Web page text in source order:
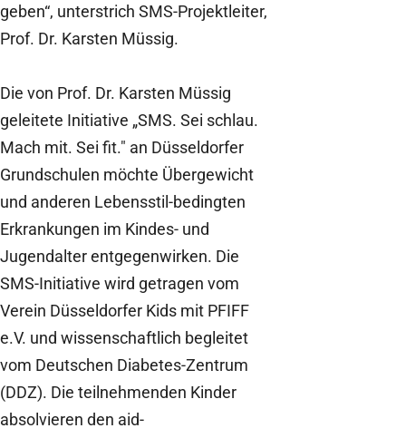
geben“, unterstrich SMS-Projektleiter,
Prof. Dr. Karsten Müssig.
Die von Prof. Dr. Karsten Müssig
geleitete Initiative „SMS. Sei schlau.
Mach mit. Sei fit." an Düsseldorfer
Grundschulen möchte Übergewicht
und anderen Lebensstil-bedingten
Erkrankungen im Kindes- und
Jugendalter entgegenwirken. Die
SMS-Initiative wird getragen vom
Verein Düsseldorfer Kids mit PFIFF
e.V. und wissenschaftlich begleitet
vom Deutschen Diabetes-Zentrum
(DDZ). Die teilnehmenden Kinder
absolvieren den aid-